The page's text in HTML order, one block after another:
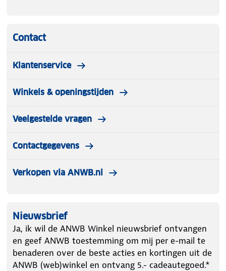
Contact
Klantenservice
Winkels & openingstijden
Veelgestelde vragen
Contactgegevens
Verkopen via ANWB.nl
Nieuwsbrief
Ja, ik wil de ANWB Winkel nieuwsbrief ontvangen
en geef ANWB toestemming om mij per e-mail te
benaderen over de beste acties en kortingen uit de
ANWB (web)winkel en ontvang 5.- cadeautegoed.*